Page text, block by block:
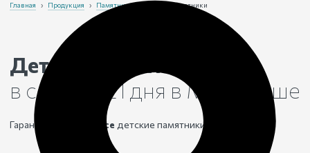
Главная › Продукция › Памятники › Детские памятники
Детские памятники
в срок от 21 дня в Мамадыше
Гарантия 25 лет на все детские памятники